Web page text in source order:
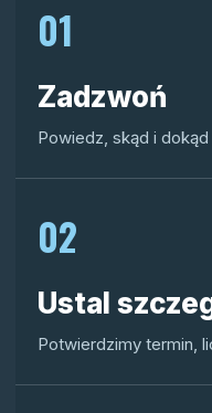
01
Zadzwoń
Powiedz, skąd i
02
Ustal
Potwierdzimy termin,